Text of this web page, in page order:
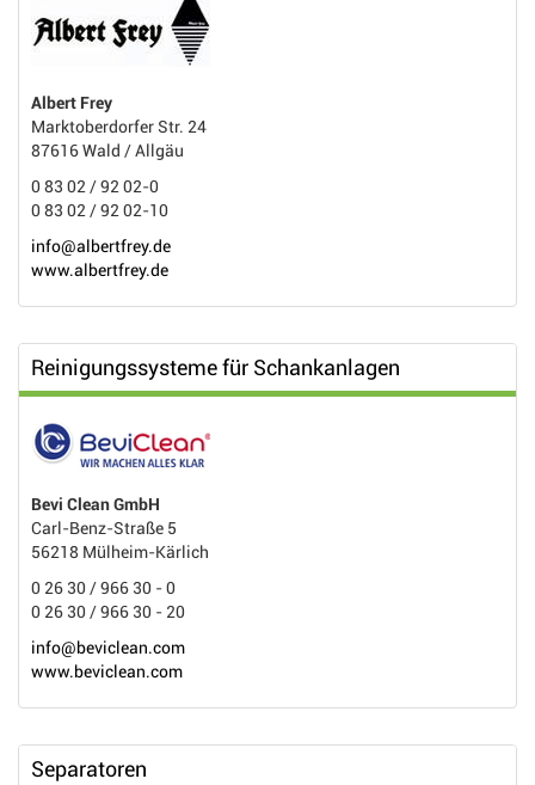
Albert Frey
Marktoberdorfer Str. 24
87616 Wald / Allgäu
0 83 02 / 92 02-0
0 83 02 / 92 02-10
info@albertfrey.de
www.albertfrey.de
Reinigungssysteme für Schankanlagen
Bevi Clean GmbH
Carl-Benz-Straße 5
56218 Mülheim-Kärlich
0 26 30 / 966 30 - 0
0 26 30 / 966 30 - 20
info@beviclean.com
www.beviclean.com
Separatoren